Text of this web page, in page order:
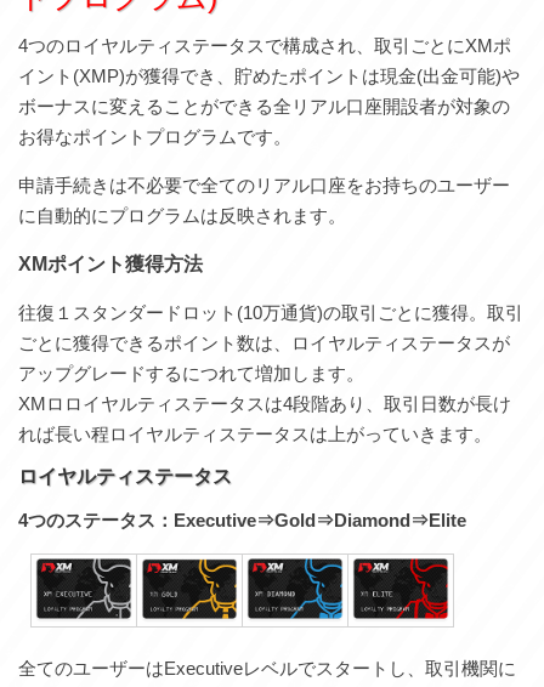
4つのロイヤルティステータスで構成され、取引ごとにXMポ
イント(XMP)が獲得でき、貯めたポイントは現金(出金可能)や
ボーナスに変えることができる全リアル口座開設者が対象の
お得なポイントプログラムです。
申請手続きは不必要で全てのリアル口座をお持ちのユーザー
に自動的にプログラムは反映されます。
XMポイント獲得方法
往復１スタンダードロット(10万通貨)の取引ごとに獲得。取引
ごとに獲得できるポイント数は、ロイヤルティステータスが
アップグレードするにつれて増加します。
XMロロイヤルティステータスは4段階あり、取引日数が長け
れば長い程ロイヤルティステータスは上がっていきます。
ロイヤルティステータス
4つのステータス：Executive⇒Gold⇒Diamond⇒Elite
全てのユーザーはExecutiveレベルでスタートし、取引機関に